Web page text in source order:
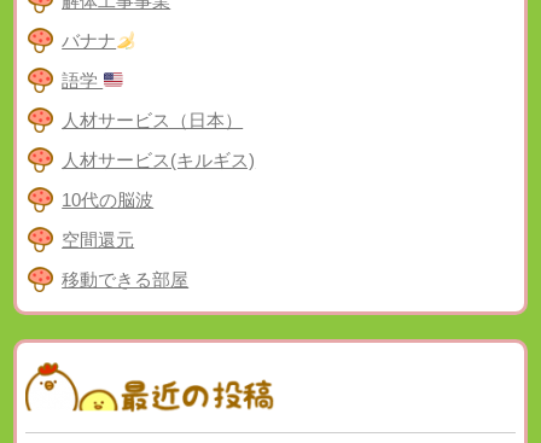
バナナ
語学
人材サービス（日本）
人材サービス(キルギス)
10代の脳波
空間還元
移動できる部屋